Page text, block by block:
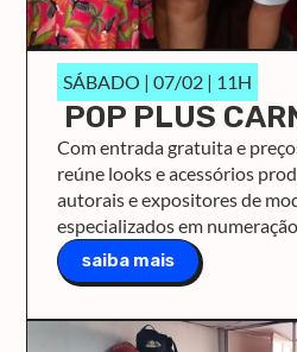
SÁBADO | 07/02 | 11H
POP PLUS
Com entrada gratuita e
reúne looks e acessórios
autorais e expositores de
especializados em
saiba mais